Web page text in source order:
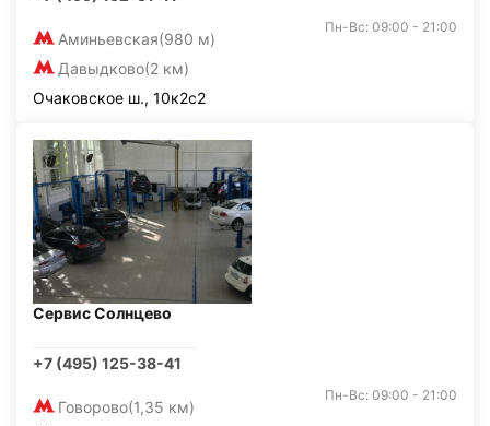
Аминьевская(980 м)
Давыдково(2 км)
Пн-Вс: 09:00 - 21:00
Очаковское ш., 10к2с2
Сервис Солнцево
+7 (495) 125-38-41
Говорово(1,35 км)
Пн-Вс: 09:00 - 21:00